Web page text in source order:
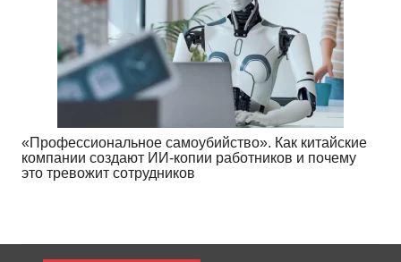
«Профессиональное самоубийство». Как китайские
компании создают ИИ-копии работников и почему
это тревожит сотрудников